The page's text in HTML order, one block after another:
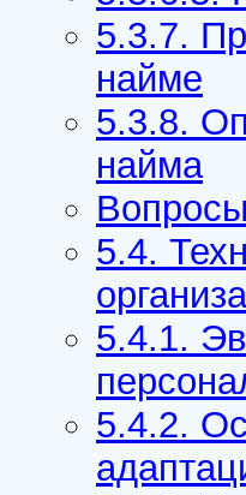
5.3.7.
найме
5.3.8.
найма
5.4.
5.4.1.
5.4.2.